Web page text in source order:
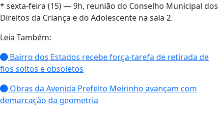
* sexta-feira (15) — 9h, reunião do Conselho Municipal dos
Direitos da Criança e do Adolescente na sala 2.
Leia Também:
Bairro dos Estados recebe força-tarefa de retirada de
fios soltos e obsoletos
Obras da Avenida Prefeito Meirinho avançam com
demarcação da geometria